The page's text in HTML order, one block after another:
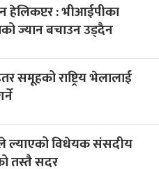
हेलिकप्टर : भीआईपीका
ज्यान बचाउन उड्दैन
समूहको राष्ट्रिय भेलालाई
ल्याएको विधेयक संसदीय
तस्तै सदर